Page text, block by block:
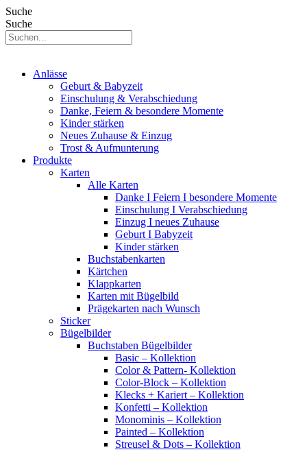
Suche
Suche
Anlässe
Geburt & Babyzeit
Einschulung & Verabschiedung
Danke, Feiern & besondere Momente
Kinder stärken
Neues Zuhause & Einzug
Trost & Aufmunterung
Produkte
Karten
Alle Karten
Danke I Feiern I besondere Momente
Einschulung I Verabschiedung
Einzug I neues Zuhause
Geburt I Babyzeit
Kinder stärken
Buchstabenkarten
Kärtchen
Klappkarten
Karten mit Bügelbild
Prägekarten nach Wunsch
Sticker
Bügelbilder
Buchstaben Bügelbilder
Basic – Kollektion
Color & Pattern- Kollektion
Color-Block – Kollektion
Klecks + Kariert – Kollektion
Konfetti – Kollektion
Monominis – Kollektion
Painted – Kollektion
Streusel & Dots – Kollektion